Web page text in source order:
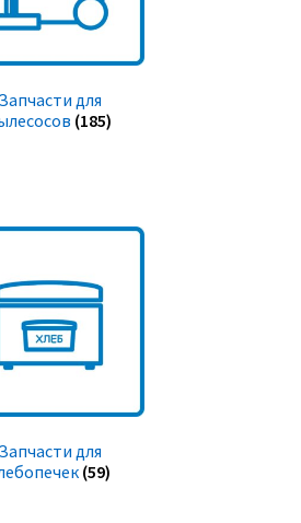
Запчасти для
(185)
Запчасти для
(59)